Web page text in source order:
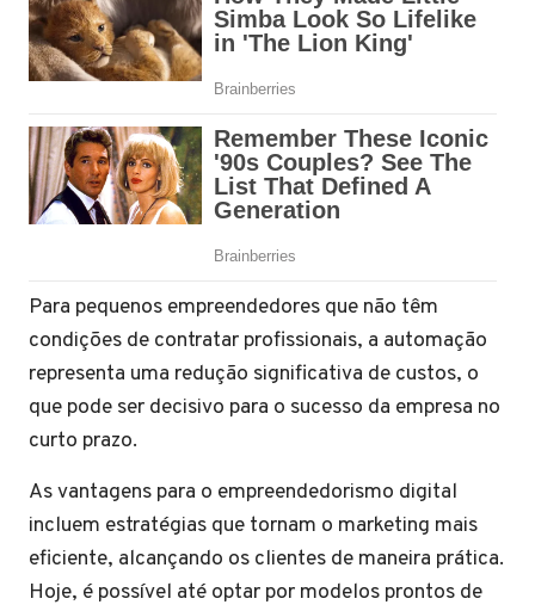
Para pequenos empreendedores que não têm
condições de contratar profissionais, a automação
representa uma redução significativa de custos, o
que pode ser decisivo para o sucesso da empresa no
curto prazo.
As vantagens para o empreendedorismo digital
incluem estratégias que tornam o marketing mais
eficiente, alcançando os clientes de maneira prática.
Hoje, é possível até optar por modelos prontos de